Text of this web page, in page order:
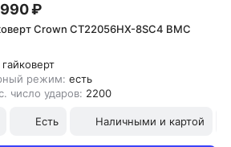
₽
Crown CT22056HX-8SC4 BMC
гайковерт
режим: есть
число ударов: 2200
Есть Наличными и картой